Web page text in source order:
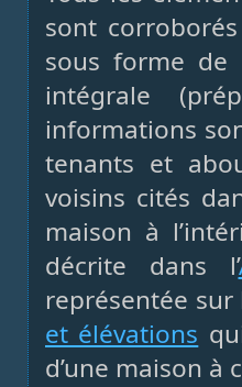
sont
sous forme de
intégrale
informations
tenants et
voisins cités
maison à
décrite dans l’
représentée
et élévations
d’une maison à